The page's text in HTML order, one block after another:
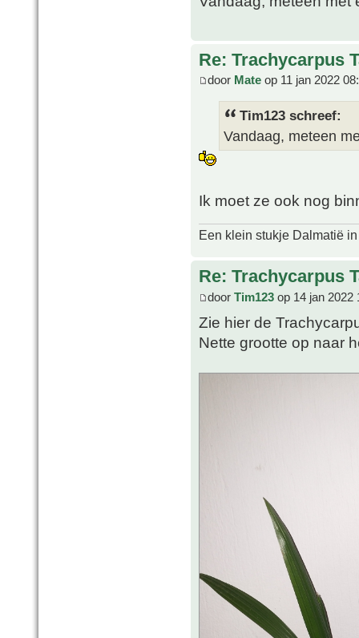
Re: Trachycarpus
door Mate op 11 jan 2022
Tim123 schreef:
Vandaag, meteen
Ik moet ze ook nog
Een klein stukje Dalmatië
Re: Trachycarpus
door Tim123 op 14 jan 2022
Zie hier de
Nette grootte op naar